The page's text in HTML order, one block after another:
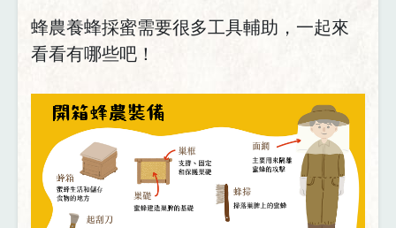
蜂農養蜂採蜜需要很多工具輔助，一起來
看看有哪些吧！